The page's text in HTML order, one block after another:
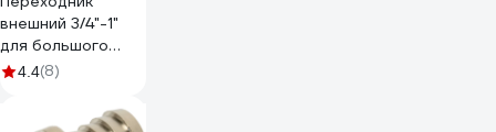
внешний 3/4"-1"
для большого
объема воды USP
4.4(8)